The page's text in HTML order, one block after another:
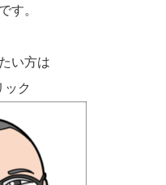
す。
い方は
ック